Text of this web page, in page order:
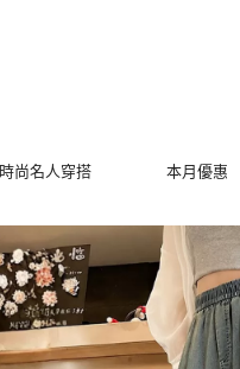
時尚名人穿搭 本月優惠